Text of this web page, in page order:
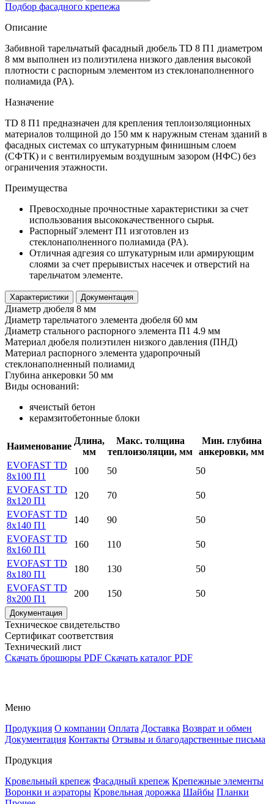
Подбор фасадного крепежа
Описание
Забивной тарельчатый фасадный дюбель TD 8 П1 диаметром
8 мм выполнен из полиэтилена низкого давления высокой
плотности с распорным элементом из стеклонаполненного
полиамида (PA).
Назначение
TD 8 П1 предназначен для крепления теплоизоляционных
материалов толщиной до 150 мм к наружным стенам зданий в
фасадных системах со штукатурным финишным слоем
(СФТК) и с вентилируемым воздушным зазором (НФС) без
ограничения этажности.
Преимущества
Превосходные прочностные характеристики за счет
использования высококачественного сырья.
Распорный̆ элемент П1 изготовлен из
стеклонаполненного полиамида (PA).
Отличная адгезия со штукатурным или армирующим
слоями за счет прерывистых насечек и отверстий на
тарельчатом элементе.
Характеристики Документация
Диаметр дюбеля 8 мм
Диаметр тарельчатого элемента дюбеля 60 мм
Диаметр стального распорного элемента П1 4.9 мм
Материал дюбеля полиэтилен низкого давления (ПНД)
Материал распорного элемента ударопрочный
стеклонаполненный полиамид
Глубина анкеровки 50 мм
Виды оснований:
ячеистый бетон
керамзитобетонные блоки
Наименование
Длина,
мм
Макс. толщина
теплоизоляции, мм
Мин. глубина
анкеровки, мм
EVOFAST TD
8х100 П1
100 50
50
EVOFAST TD
8х120 П1
120 70
50
EVOFAST TD
8х140 П1
140 90
50
EVOFAST TD
8х160 П1
160 110
50
EVOFAST TD
8х180 П1
180 130
50
EVOFAST TD
8х200 П1
200 150 50
Документация
Техническое свидетельство
Сертификат соответствия
Технический лист
Скачать брошюры PDF Скачать каталог PDF
Меню
Продукция О компании Оплата Доставка Возврат и обмен
Документация Контакты Отзывы и благодарственные письма
Продукция
Кровельный крепеж Фасадный крепеж Крепежные элементы
Воронки и аэраторы Кровельная дорожка Шайбы Планки